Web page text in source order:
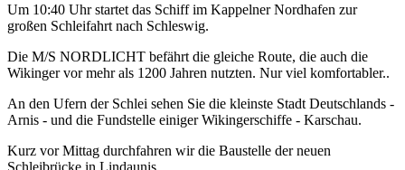
Um 10:40 Uhr startet das Schiff im Kappelner Nordhafen zur
großen Schleifahrt nach Schleswig.
Die M/S NORDLICHT befährt die gleiche Route, die auch die
Wikinger vor mehr als 1200 Jahren nutzten. Nur viel komfortabler..
An den Ufern der Schlei sehen Sie die kleinste Stadt Deutschlands -
Arnis - und die Fundstelle einiger Wikingerschiffe - Karschau.
Kurz vor Mittag durchfahren wir die Baustelle der neuen
Schleibrücke in Lindaunis.